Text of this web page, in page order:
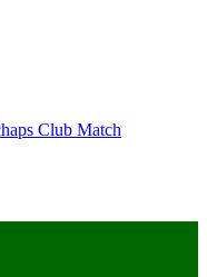
Club Match